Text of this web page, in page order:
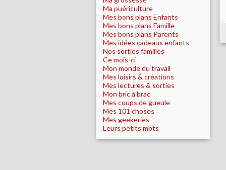
Ma puériculture
Mes bons plans Enfants
Mes bons plans Famille
Mes bons plans Parents
Mes idées cadeaux enfants
Nos sorties familles
Ce mois-ci
Mon monde du travail
Mes loisirs & créations
Mes lectures & sorties
Mon bric à brac
Mes coups de gueule
Mes 101 choses
Mes geekeries
Leurs petits mots